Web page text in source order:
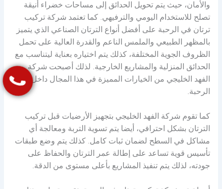
والأمان، حيث يتم تحويل الحدائق إلى مساحات خضراء أنيقة
تصلح للاستخدام اليومي والترفيهي. كما تعتمد شركة تركيب
ترتان في الرحبة على أفضل أنواع الترتان الصناعي الذي يتميز
بالمظهر الطبيعي والملمس الناعم والقدرة العالية على تحمل
الظروف الجوية المختلفة، كذلك يتم اختياره بعناية ليتناسب مع
الحدائق المنزلية والمشاريع الخارجية. لذلك أصبحت شركة
الفهد الخليجي من الخيارات المميزة في هذا المجال داخل
الرحبة.
كما تقوم شركة الفهد الخليجي بتجهيز الأرضيات قبل تركيب
الترتان بشكل احترافي، أيضا يتم تسوية التربة ومعالجة أي
مشاكل في السطح لضمان ثبات كامل. كذلك يتم وضع طبقات
تأسيس قوية تساعد على إطالة عمر الترتان والحفاظ على
جودته، لذلك يتم تنفيذ المشاريع بأعلى مستوى من الدقة.